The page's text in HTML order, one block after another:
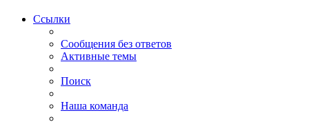
Ссылки
Сообщения без ответов
Активные темы
Поиск
Наша команда